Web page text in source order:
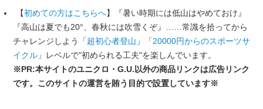
【初めての方はこちらへ】『暑い時期には低山はやめておけ』
『高山は夏でも20°、春秋には吹雪くぞ』……常識を拾ってから
チャレンジしよう「超初心者登山 」「20000円からのスポーツサ
イクル」レベルで"初められる工夫"を楽しんでいます。
※PR:本サイトのユニクロ・G.U.以外の商品リンクは広告リンク
です。このサイトの運営を賄う目的で設置しています※